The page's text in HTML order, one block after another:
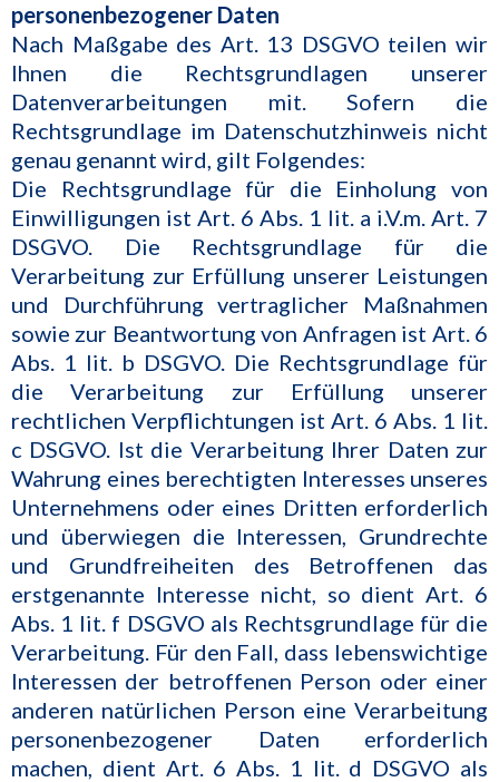
personenbezogener Daten
Nach Maßgabe des Art. 13 DSGVO teilen wir
Ihnen die Rechtsgrundlagen unserer
Datenverarbeitungen mit. Sofern die
Rechtsgrundlage im Datenschutzhinweis nicht
genau genannt wird, gilt Folgendes:
Die Rechtsgrundlage für die Einholung von
Einwilligungen ist Art. 6 Abs. 1 lit. a i.V.m. Art. 7
DSGVO. Die Rechtsgrundlage für die
Verarbeitung zur Erfüllung unserer Leistungen
und Durchführung vertraglicher Maßnahmen
sowie zur Beantwortung von Anfragen ist Art. 6
Abs. 1 lit. b DSGVO. Die Rechtsgrundlage für
die Verarbeitung zur Erfüllung unserer
rechtlichen Verpflichtungen ist Art. 6 Abs. 1 lit.
c DSGVO. Ist die Verarbeitung Ihrer Daten zur
Wahrung eines berechtigten Interesses unseres
Unternehmens oder eines Dritten erforderlich
und überwiegen die Interessen, Grundrechte
und Grundfreiheiten des Betroffenen das
erstgenannte Interesse nicht, so dient Art. 6
Abs. 1 lit. f DSGVO als Rechtsgrundlage für die
Verarbeitung. Für den Fall, dass lebenswichtige
Interessen der betroffenen Person oder einer
anderen natürlichen Person eine Verarbeitung
personenbezogener Daten erforderlich
machen, dient Art. 6 Abs. 1 lit. d DSGVO als